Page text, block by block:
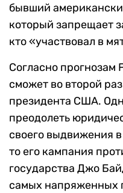
бывший
который запрещает
кто «участвовал в
Согласно прогнозам
сможет во второй
президента США.
преодолеть
своего выдвижения
то его кампания
государства Джо
самых напряженных